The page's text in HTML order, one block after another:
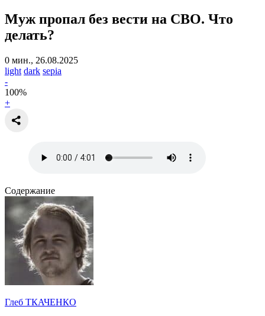
Муж пропал без вести на СВО. Что
делать?
0 мин., 26.08.2025
light dark sepia
-
100%
+
Содержание
Глеб ТКАЧЕНКО